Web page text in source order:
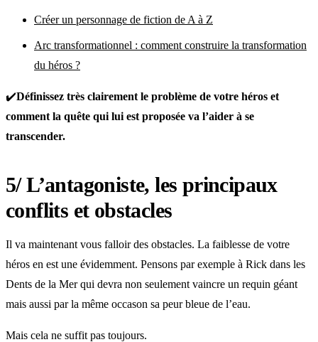
Créer un personnage de fiction de A à Z
Arc transformationnel : comment construire la transformation
du héros ?
✔️Définissez très clairement le problème de votre héros et
comment la quête qui lui est proposée va l’aider à se
transcender.
5/ L’antagoniste, les principaux
conflits et obstacles
Il va maintenant vous falloir des obstacles. La faiblesse de votre
héros en est une évidemment. Pensons par exemple à Rick dans les
Dents de la Mer qui devra non seulement vaincre un requin géant
mais aussi par la même occason sa peur bleue de l’eau.
Mais cela ne suffit pas toujours.